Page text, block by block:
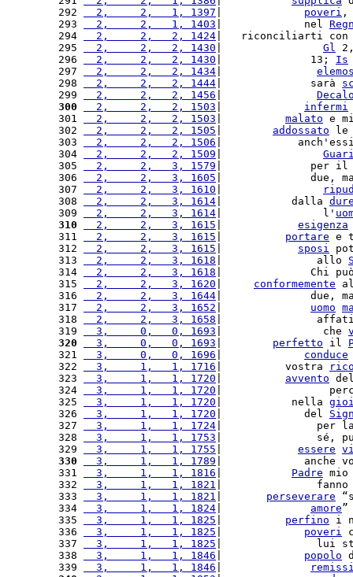
292
  2,     2,   1, 1397
poveri ,
293
  2,     2,   1, 1403
|             nel
294
  2,     2,   2, 1424
|   riconciliarti
295
  2,     2,   2, 1430
Gl
296
  2,     2,   2, 1430
|              13; Is
297
  2,     2,   2, 1434
298
  2,     2,   2, 1444
|              sarà
299
  2,     2,   2, 1456
300
  2,     2,   2, 1503
infermi
301
  2,     2,   2, 1503
malato e
302
  2,     2,   2, 1505
addossato le
303
  2,     2,   2, 1506
|
304
  2,     2,   2, 1509
305
  2,     2,   3, 1579
|              per
306
  2,     2,   3, 1605
|              due,
307
  2,     2,   3, 1610
308
  2,     2,   3, 1614
|           dalla
309
  2,     2,   3, 1614
|                l'
310
  2,     2,   3, 1615
esigenza
311
  2,     2,   3, 1615
portare e
312
  2,     2,   3, 1615
sposi
313
  2,     2,   3, 1618
|               allo
314
  2,     2,   3, 1618
|              Chi
315
  2,     2,   3, 1620
conformemente
316
  2,     2,   3, 1644
|              due,
317
  2,     2,   3, 1652
uomo
318
  2,     2,   3, 1658
|
319
  3,     0,   0, 1693
|                che
320
  3,     0,   0, 1693
perfetto il
321
  3,     0,   0, 1696
conduce
322
  3,     1,   1, 1716
|          vostra
323
  3,     1,   1, 1720
avvento
324
  3,     1,   1, 1720
|
325
  3,     1,   1, 1720
|           nella
326
  3,     1,   1, 1720
|             del
327
  3,     1,   1, 1724
|               per
328
  3,     1,   1, 1753
|               sé,
329
  3,     1,   1, 1755
essere
330
  3,     1,   1, 1789
|             anche
331
  3,     1,   1, 1816
Padre
332
  3,     1,   1, 1821
|               fanno
333
  3,     1,   1, 1821
perseverare
334
  3,     1,   1, 1824
amore
335
  3,     1,   1, 1825
perfino i
336
  3,     1,   1, 1825
poveri
337
  3,     1,   1, 1825
|               lui
338
  3,     1,   1, 1846
popolo
339
  3,     1,   1, 1846